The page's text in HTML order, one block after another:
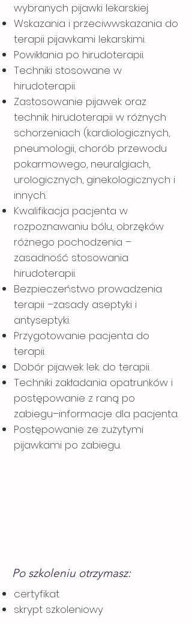
wybranych pijawki lekarskiej.
Wskazania i przeciwwskazania do
terapii pijawkami lekarskimi.
Powikłania po hirudoterapii.
Techniki stosowane w
hirudoterapii.
Zastosowanie pijawek oraz
technik hirudoterapii w różnych
schorzeniach (kardiologicznych,
pneumologii, chorób przewodu
pokarmowego, neuralgiach,
urologicznych, ginekologicznych i
innych.
Kwalifikacja pacjenta w
rozpoznawaniu bólu, obrzęków
różnego pochodzenia –
zasadność stosowania
hirudoterapii.
Bezpieczeństwo prowadzenia
terapii –zasady aseptyki i
antyseptyki.
Przygotowanie pacjenta do
terapii.
Dobór pijawek lek. do terapii.
Techniki zakładania opatrunków i
postępowanie z raną po
zabiegu–informacje dla pacjenta.
Postępowanie ze zużytymi
pijawkami po zabiegu.
Po szkoleniu otrzymasz:
certyfikat
skrypt szkoleniowy